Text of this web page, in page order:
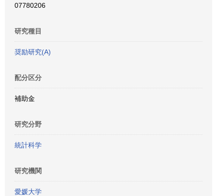
07780206
研究種目
奨励研究(A)
配分区分
補助金
研究分野
統計科学
研究機関
愛媛大学